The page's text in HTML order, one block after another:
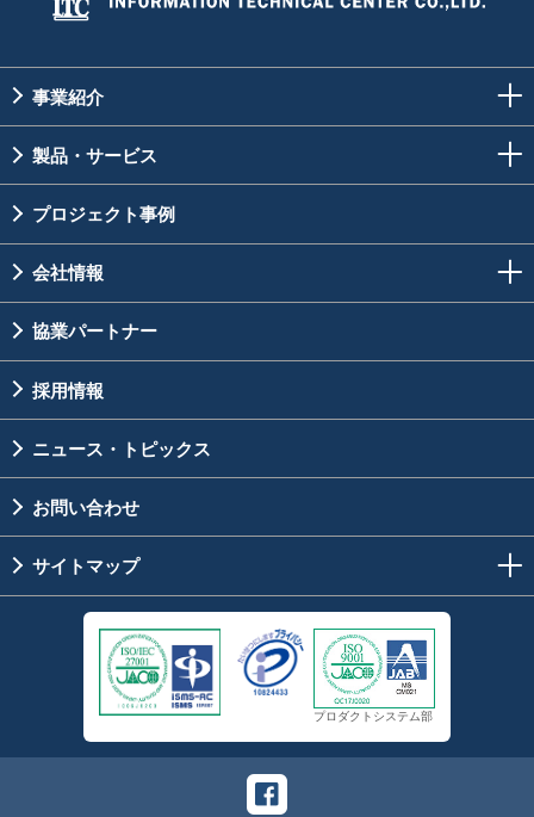
事業紹介
製品・サービス
プロジェクト事例
会社情報
協業パートナー
採用情報
ニュース・トピックス
お問い合わせ
サイトマップ
プロダクトシステム部